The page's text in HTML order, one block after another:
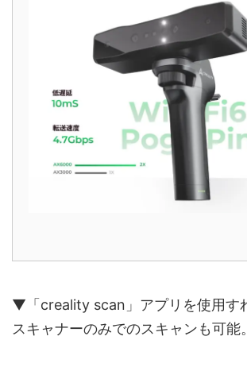
▼「creality scan」アプリを使用す
スキャナーのみでのスキャンも可能。